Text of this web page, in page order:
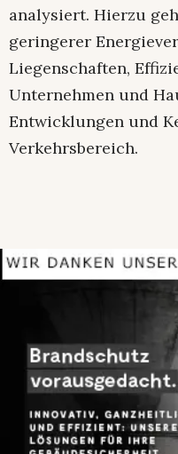
analysiert. Hierzu
geringerer
Liegenschaften,
Unternehmen und
Entwicklungen und
Verkehrsbereich.